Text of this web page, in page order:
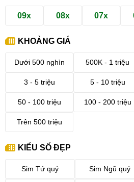
09x 08x 07x
KHOẢNG GIÁ
Dưới 500 nghìn 500K - 1 triệu
3 - 5 triệu 5 - 10 triệu
50 - 100 triệu 100 - 200 triệu
Trên 500 triệu
KIỂU SỐ ĐẸP
Sim Tứ quý Sim Ngũ quý